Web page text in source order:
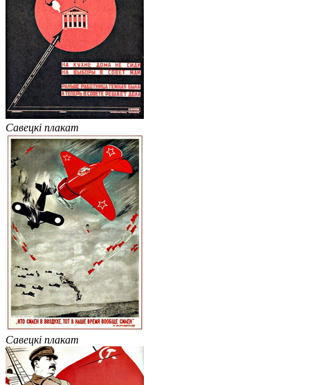
Савецкі плакат
Савецкі плакат